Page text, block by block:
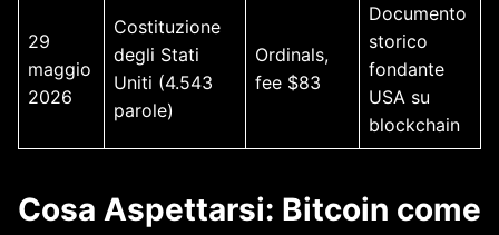
29
maggio
2026
Costituzione
degli Stati
Uniti (4.543
parole)
Ordinals,
fee $83
Documento
storico
fondante
USA su
blockchain
Cosa Aspettarsi: Bitcoin come